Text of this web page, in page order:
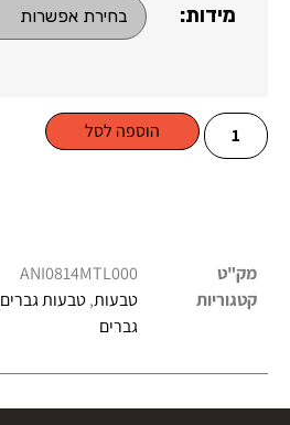
מידות:
הוספה לסל
מק"ט
ANI0814MTL000
קטגוריות
טבעות,טבעות גברים
גברים